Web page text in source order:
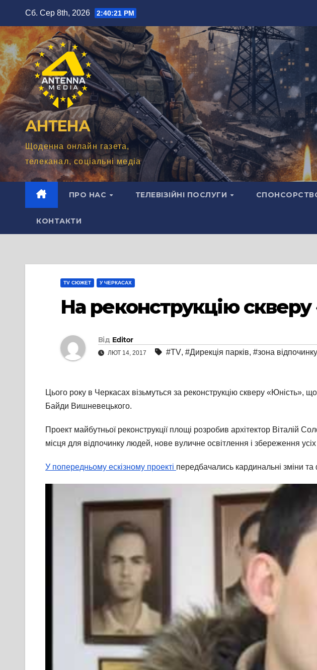
вмісту
Сб. Сер 8th, 2026 2:40:22 PM
АНТЕНА
Щоденна онлайн газета,
телеканал, соціальні медіа
ПРО НАС ТЕЛЕВІЗІЙНІ ПОСЛУГИ
КОНТАКТИ
TV СЮЖЕТ У ЧЕРКАСАХ
На реконструкцію
Від Editor
ЛЮТ 14, 2017 #TV, #Дирекція парків, #зона відпочинку
Цього року в Черкасах візьмуться за реконструкцію скверу
Байди Вишневецького.
Проект майбутньої реконструкції площі розробив архітектор Віталій
місця для відпочинку людей, нове вуличне освітлення і збереження
У попередньому ескізному проекті передбачались кардинальні зміни